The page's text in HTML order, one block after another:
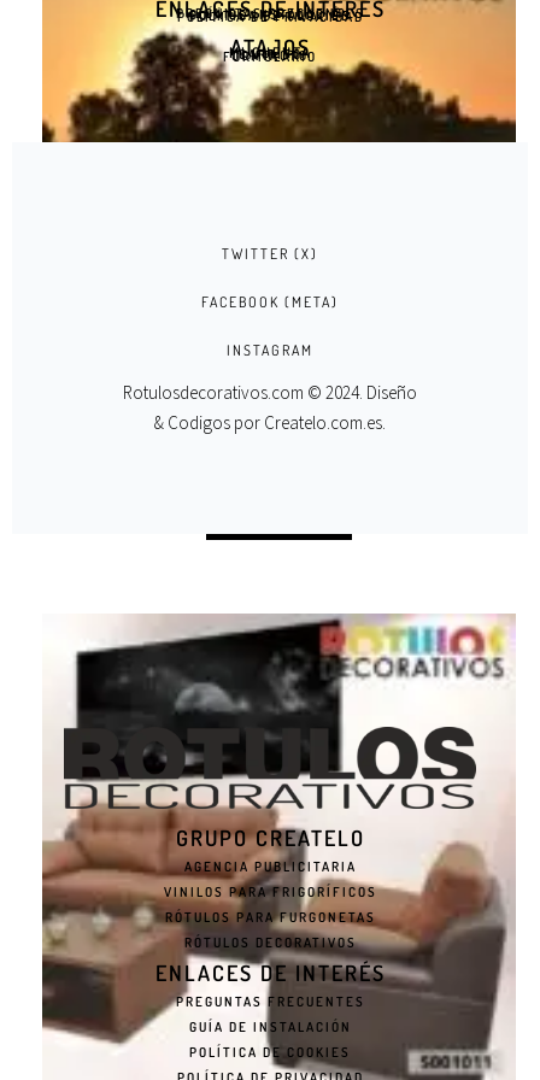
ENLACES DE INTERÉS
PREGUNTAS FRECUENTES
GUÍA DE INSTALACIÓN
POLÍTICA DE COOKIES
POLÍTICA DE PRIVACIDAD
ATAJOS
MI CUENTA
CARRITO
CONTACTO
FORMULARIO
TWITTER (X)
FACEBOOK (META)
INSTAGRAM
Rotulosdecorativos.com © 2024. Diseño
& Codigos por Createlo.com.es.
GRUPO CREATELO
AGENCIA PUBLICITARIA
VINILOS PARA FRIGORÍFICOS
RÓTULOS PARA FURGONETAS
RÓTULOS DECORATIVOS
ENLACES DE INTERÉS
PREGUNTAS FRECUENTES
GUÍA DE INSTALACIÓN
POLÍTICA DE COOKIES